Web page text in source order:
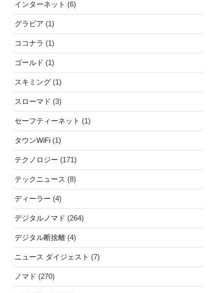
インターネット (6)
グラビア (1)
ココナラ (1)
ゴールド (1)
スキミング (1)
スローマド (3)
セーフティーネット (1)
タウンWiFi (1)
テクノロジー (171)
テックニュース (8)
ディーラー (4)
デジタルノマド (264)
デジタル断捨離 (4)
ニュース ダイジェスト (7)
ノマド (270)